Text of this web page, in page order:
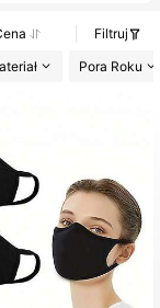
Filtruj
Pora Roku